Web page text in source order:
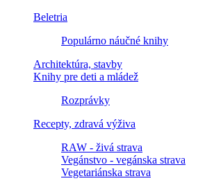
Beletria
Populárno náučné knihy
Architektúra, stavby
Knihy pre deti a mládež
Rozprávky
Recepty, zdravá výživa
RAW - živá strava
Vegánstvo - vegánska strava
Vegetariánska strava